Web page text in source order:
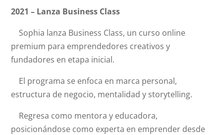
2021 – Lanza Business Class
Sophia lanza Business Class, un curso online
premium para emprendedores creativos y
fundadores en etapa inicial.
El programa se enfoca en marca personal,
estructura de negocio, mentalidad y storytelling.
Regresa como mentora y educadora,
posicionándose como experta en emprender desde